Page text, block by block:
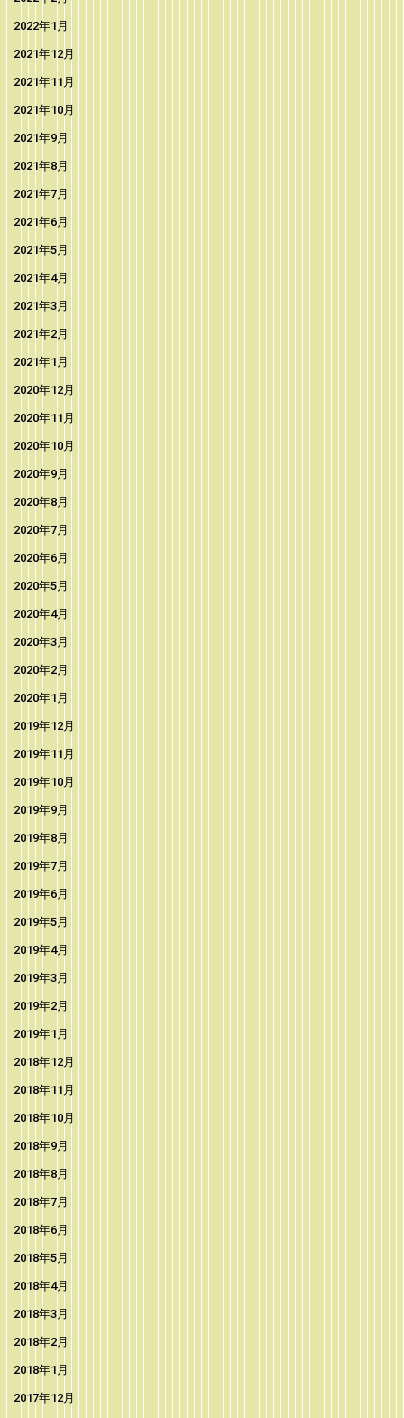
2022年1月
2021年12月
2021年11月
2021年10月
2021年9月
2021年8月
2021年7月
2021年6月
2021年5月
2021年4月
2021年3月
2021年2月
2021年1月
2020年12月
2020年11月
2020年10月
2020年9月
2020年8月
2020年7月
2020年6月
2020年5月
2020年4月
2020年3月
2020年2月
2020年1月
2019年12月
2019年11月
2019年10月
2019年9月
2019年8月
2019年7月
2019年6月
2019年5月
2019年4月
2019年3月
2019年2月
2019年1月
2018年12月
2018年11月
2018年10月
2018年9月
2018年8月
2018年7月
2018年6月
2018年5月
2018年4月
2018年3月
2018年2月
2018年1月
2017年12月